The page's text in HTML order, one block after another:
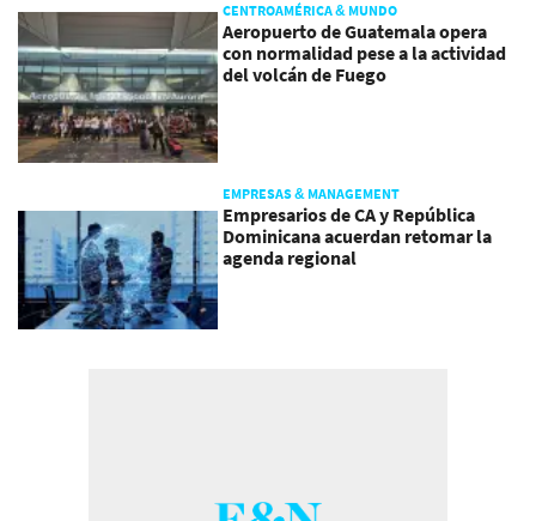
CENTROAMÉRICA & MUNDO
Aeropuerto de Guatemala opera
con normalidad pese a la actividad
del volcán de Fuego
EMPRESAS & MANAGEMENT
Empresarios de CA y República
Dominicana acuerdan retomar la
agenda regional